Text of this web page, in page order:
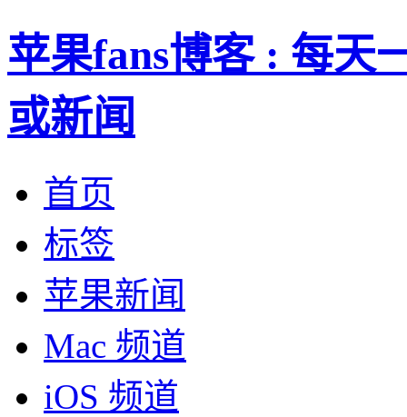
苹果fans博客 : 每天
或新闻
首页
标签
苹果新闻
Mac 频道
iOS 频道